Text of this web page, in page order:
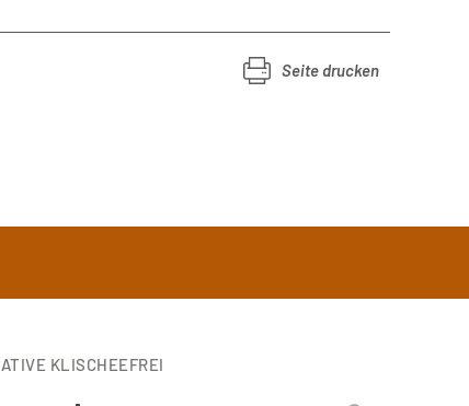
Seite drucken
KLISCHEEFREI